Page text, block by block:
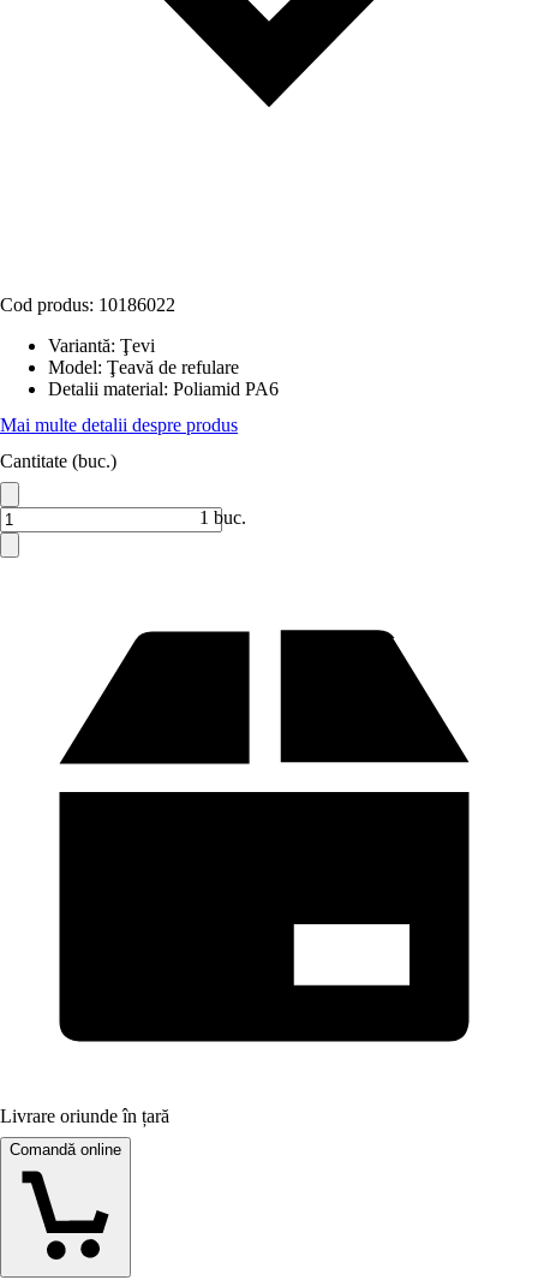
Cod produs: 10186022
Variantă: Ţevi
Model: Ţeavă de refulare
Detalii material: Poliamid PA6
Mai multe detalii despre produs
Cantitate (buc.)
1 buc.
Livrare oriunde în țară
Comandă online